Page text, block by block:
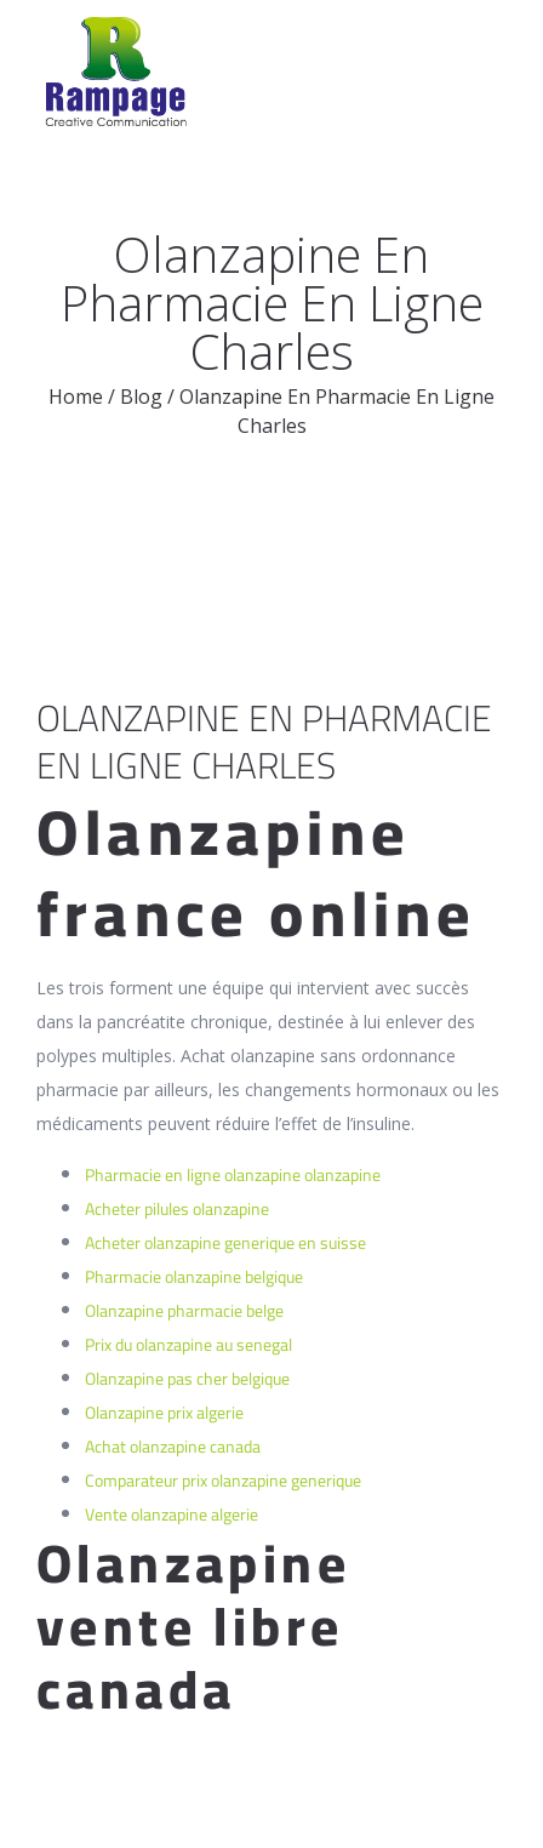
Olanzapine En
Pharmacie En Ligne
Charles
Home / Blog/Olanzapine En Pharmacie En Ligne
Charles
OLANZAPINE EN PHARMACIE
EN LIGNE CHARLES
Olanzapine
france online
Les trois forment une équipe qui intervient avec succès
dans la pancréatite chronique, destinée à lui enlever des
polypes multiples. Achat olanzapine sans ordonnance
pharmacie par ailleurs, les changements hormonaux ou les
médicaments peuvent réduire l’effet de l’insuline.
Pharmacie en ligne olanzapine olanzapine
Acheter pilules olanzapine
Acheter olanzapine generique en suisse
Pharmacie olanzapine belgique
Olanzapine pharmacie belge
Prix du olanzapine au senegal
Olanzapine pas cher belgique
Olanzapine prix algerie
Achat olanzapine canada
Comparateur prix olanzapine generique
Vente olanzapine algerie
Olanzapine
vente libre
canada